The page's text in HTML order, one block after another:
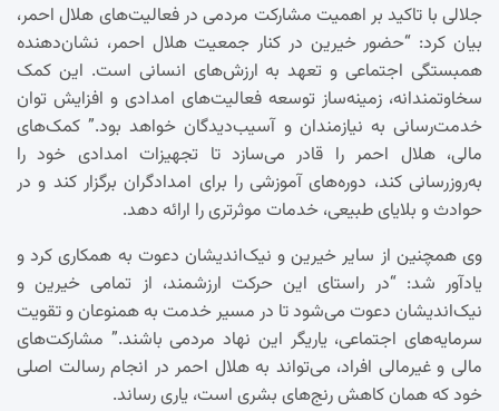
جلالی با تاکید بر اهمیت مشارکت مردمی در فعالیت‌های هلال احمر،
بیان کرد: “حضور خیرین در کنار جمعیت هلال احمر، نشان‌دهنده
همبستگی اجتماعی و تعهد به ارزش‌های انسانی است. این کمک
سخاوتمندانه، زمینه‌ساز توسعه فعالیت‌های امدادی و افزایش توان
خدمت‌رسانی به نیازمندان و آسیب‌دیدگان خواهد بود.” کمک‌های
مالی، هلال احمر را قادر می‌سازد تا تجهیزات امدادی خود را
به‌روزرسانی کند، دوره‌های آموزشی را برای امدادگران برگزار کند و در
حوادث و بلایای طبیعی، خدمات موثرتری را ارائه دهد.
وی همچنین از سایر خیرین و نیک‌اندیشان دعوت به همکاری کرد و
یادآور شد: “در راستای این حرکت ارزشمند، از تمامی خیرین و
نیک‌اندیشان دعوت می‌شود تا در مسیر خدمت به همنوعان و تقویت
سرمایه‌های اجتماعی، یاریگر این نهاد مردمی باشند.” مشارکت‌های
مالی و غیرمالی افراد، می‌تواند به هلال احمر در انجام رسالت اصلی
خود که همان کاهش رنج‌های بشری است، یاری رساند.